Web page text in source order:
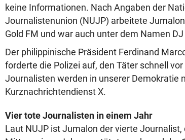
keine Informationen. Nach Angaben der
Journalistenunion (NUJP) arbeitete
Gold FM und war auch unter dem Namen
Der philippinische Präsident Ferdinand
forderte die Polizei auf, den Täter schnell
Journalisten werden in unserer Demokratie
Kurznachrichtendienst X.
Vier tote Journalisten in einem Jahr
Laut NUJP ist Jumalon der vierte